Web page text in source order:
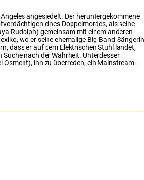
angesiedelt. Der heruntergekommene
eines Doppelmordes, als seine
Rudolph) gemeinsam mit einem anderen
wo er seine ehemalige Big-Band-Sängerin
dass er auf dem Elektrischen Stuhl landet,
Suche nach der Wahrheit. Unterdessen
ihn zu überreden, ein Mainstream-